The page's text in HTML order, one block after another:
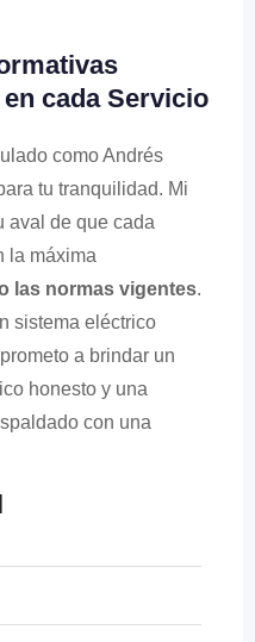
cada Servicio
como Andrés
tu tranquilidad. Mi
aval de que cada
la máxima
las normas vigentes.
sistema eléctrico
a brindar un
honesto y una
con una